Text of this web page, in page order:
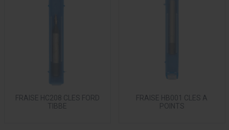
FRAISE HC208 CLES FORD
TIBBE
FRAISE HB001 CLES A
POINTS